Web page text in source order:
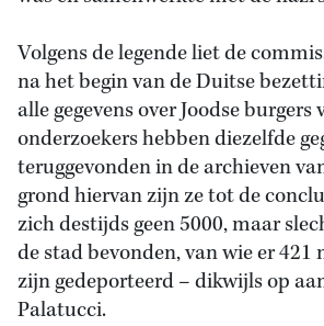
Volgens de legende liet de
na het begin van de Duitse
alle gegevens over Joodse burgers
onderzoekers hebben diezelfde
teruggevonden in de archieven
grond hiervan zijn ze tot de
zich destijds geen 5000, maar
de stad bevonden, van wie er 421
zijn gedeporteerd – dikwijls op
Palatucci.